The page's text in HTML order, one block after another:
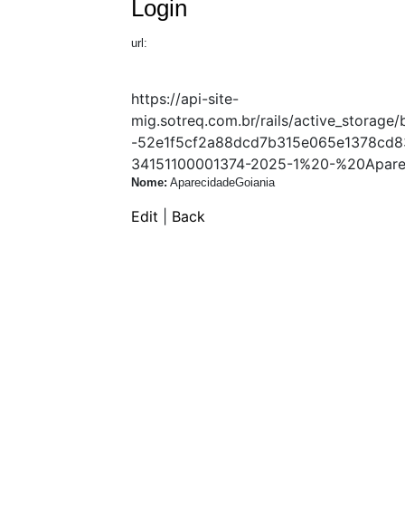
Login
url:
https://api-site-
mig.sotreq.com.br/rails/active_storage/
-
34151100001374-2025-1%20-
Nome: AparecidadeGoiania
Edit Back